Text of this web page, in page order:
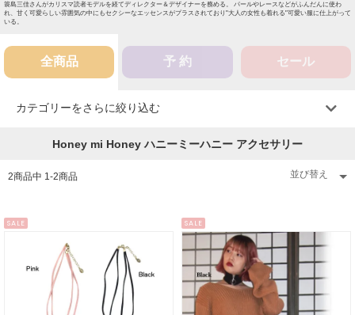
簑島三佳さんがカリスマ読者モデルを経てディレクター＆デザイナーを務める。 パールやレースなどがふんだんに使わ
れ、甘く可愛らしい雰囲気の中にもセクシーなエッセンスがプラスされており"大人の女性も着れる"可愛い服に仕上がって
いる。
全商品 予 約 セール
カテゴリーをさらに絞り込む
Honey mi Honey ハニーミーハニー アクセサリー
2商品中 1-2商品
SALE SALE